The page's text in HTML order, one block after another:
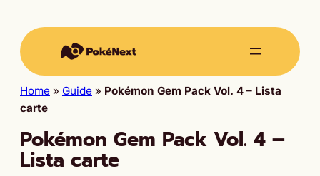
Home » Guide » Pokémon Gem Pack Vol. 4 – Lista
carte
Pokémon Gem Pack Vol. 4 –
Lista carte